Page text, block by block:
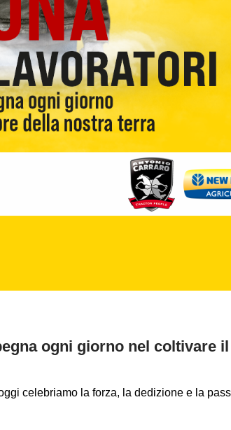
ogni giorno nel coltivare
celebriamo la forza, la dedizione e la